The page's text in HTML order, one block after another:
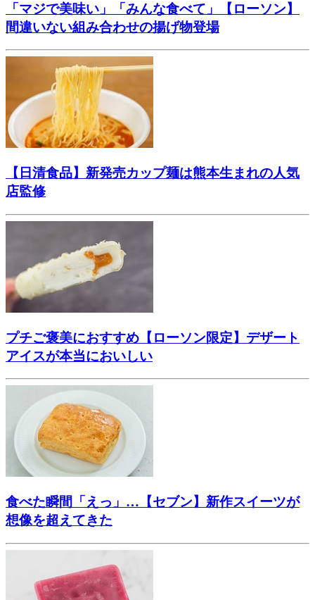
「マジで美味い」「みんな食べて」【ローソン】
間違いない組み合わせの揚げ物登場
【日清食品】新発売カップ麺は熊本生まれの人気
店監修
プチご褒美におすすめ【ローソン限定】デザート
アイスが本当においしい
食べた瞬間「えっ」…【セブン】新作スイーツが
想像を超えてきた